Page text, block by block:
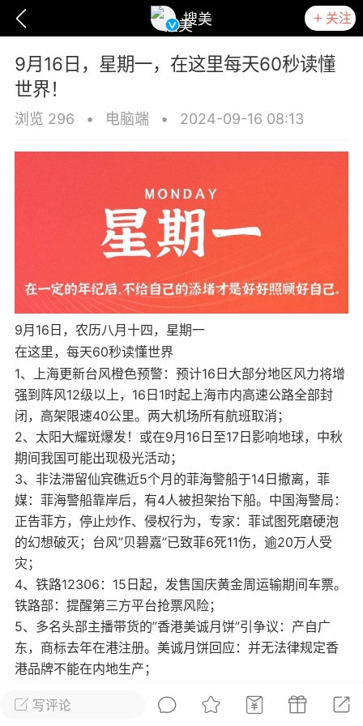
搜美 关注
爆汗熊 卡卡动能素 无创溶斑术
美业357 芯诗妍 卡卡美业
每次200金币 点击购买
师 小熊水光
脂
卡卡动能素
皇斯普拉雅
建术
DRYY面膜 微晶溶斑术
爆款平台
26 23:18
电脑端 美业资讯
闪充小白罐
本/双效闪充，养出紧致小白脸！一、项
充小白罐 = 闪充大白肌（仪器）× 草本
产品）×极光嫩肤啫喱（产品）这是一套
护...写评论
9月16日，星期一，在这里每天60秒读懂
世界！
浏览 296 • 电脑端 • 2024-09-16 08:13
9月16日，农历八月十四，星期一
在这里，每天60秒读懂世界
1、上海更新台风橙色预警：预计16日大部分地区风力将增
强到阵风12级以上，16日1时起上海市内高速公路全部封
闭，高架限速40公里。两大机场所有航班取消；
2、太阳大耀斑爆发！或在9月16日至17日影响地球，中秋
期间我国可能出现极光活动；
3、非法滞留仙宾礁近5个月的菲海警船于14日撤离，菲
媒：菲海警船靠岸后，有4人被担架抬下船。中国海警局：
正告菲方，停止炒作、侵权行为，专家：菲试图死磨硬泡
的幻想破灭；台风”贝碧嘉”已致菲6死11伤，逾20万人受
灾；
4、铁路12306：15日起，发售国庆黄金周运输期间车票。
铁路部：提醒第三方平台抢票风险；
5、多名头部主播带货的”香港美诚月饼”引争议：产自广
东，商标去年在港注册。美诚月饼回应：并无法律规定香
港品牌不能在内地生产；
发正式文件，但已接到口头通知，实际已开始执行。广州